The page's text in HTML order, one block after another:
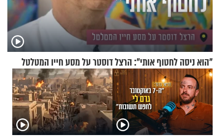
"הוא ניסה לחטוף אותי": הרצל דוסטר על מסע חייו המטלטל